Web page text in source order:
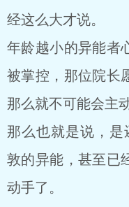
经这么大才说。
年龄越小的异能者
被掌控，那位院长
那么就不可能会主
那么也就是说，是
敦的异能，甚至已
动手了。